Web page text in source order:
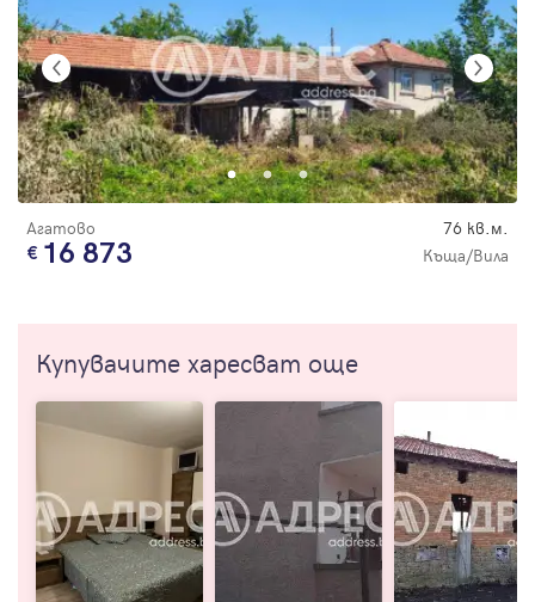
Агатово 76 кв.м.
16 873 Къща/Вила
Купувачите харесват още